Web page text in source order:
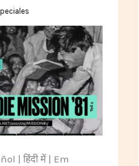
| हिंदी में | Em